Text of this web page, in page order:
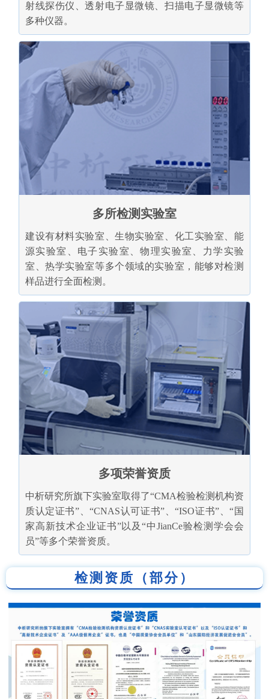
射线探伤仪、透射电子显微镜、扫描电子显微镜等
多种仪器。
多所检测实验室
建设有材料实验室、生物实验室、化工实验室、能
源实验室、电子实验室、物理实验室、力学实验
室、热学实验室等多个领域的实验室，能够对检测
样品进行全面检测。
多项荣誉资质
中析研究所旗下实验室取得了“CMA检验检测机构资
质认定证书”、“CNAS认可证书”、“ISO证书”、“国
家高新技术企业证书”以及“中JianCe验检测学会会
员”等多个荣誉资质。
检测资质（部分）